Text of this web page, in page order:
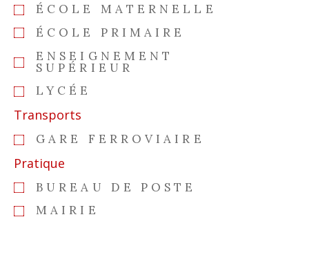
ÉCOLE MATERNELLE
ÉCOLE PRIMAIRE
ENSEIGNEMENT
SUPÉRIEUR
LYCÉE
Transports
GARE FERROVIAIRE
Pratique
BUREAU DE POSTE
MAIRIE